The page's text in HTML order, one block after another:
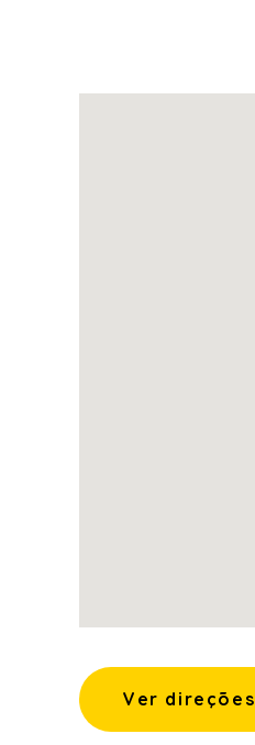
Ver direções